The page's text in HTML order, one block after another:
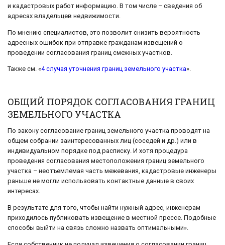
и кадастровых работ информацию. В том числе – сведения об
адресах владельцев недвижимости.
По мнению специалистов, это позволит снизить вероятность
адресных ошибок при отправке гражданам извещений о
проведении согласования границ смежных участков.
Также см. «4 случая уточнения границ земельного участка».
ОБЩИЙ ПОРЯДОК СОГЛАСОВАНИЯ ГРАНИЦ
ЗЕМЕЛЬНОГО УЧАСТКА
По закону согласование границ земельного участка проводят на
общем собрании заинтересованных лиц (соседей и др.) или в
индивидуальном порядке под расписку. И хотя процедура
проведения согласования местоположения границ земельного
участка – неотъемлемая часть межевания, кадастровые инженеры
раньше не могли использовать контактные данные в своих
интересах.
В результате для того, чтобы найти нужный адрес, инженерам
приходилось публиковать извещение в местной прессе. Подобные
способы выйти на связь сложно назвать оптимальными».